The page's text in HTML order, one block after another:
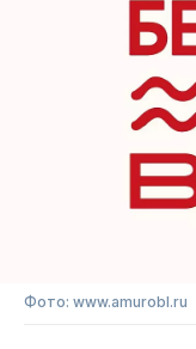
Фото: www.amurobl.ru